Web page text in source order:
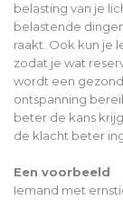
belasting van je
belastende
raakt. Ook kun je
zodat je wat
wordt een
ontspanning
beter de kans
de klacht beter
Een voorbeeld
Iemand met